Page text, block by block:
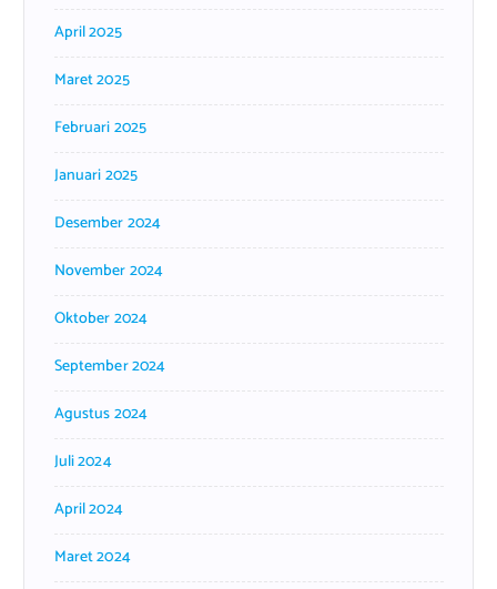
April 2025
Maret 2025
Februari 2025
Januari 2025
Desember 2024
November 2024
Oktober 2024
September 2024
Agustus 2024
Juli 2024
April 2024
Maret 2024